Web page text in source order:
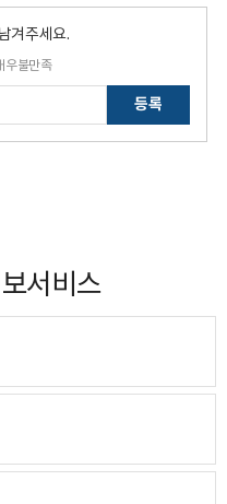
겨주세요.
우불만족
등록
서비스